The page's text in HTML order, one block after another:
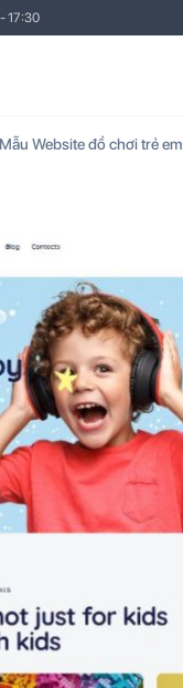
17:30
Mẫu Website đồ chơi trẻ em